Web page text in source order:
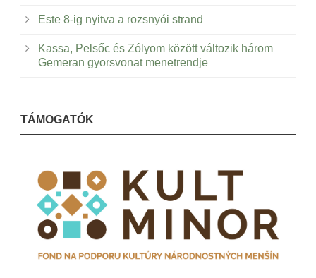
Este 8-ig nyitva a rozsnyói strand
Kassa, Pelsőc és Zólyom között változik három
Gemeran gyorsvonat menetrendje
TÁMOGATÓK